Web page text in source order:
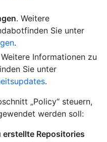
. Weitere
Sie unter
.
Weitere Informationen zu
Sie unter
.
„Policy“ steuern,
werden soll:
Repositories